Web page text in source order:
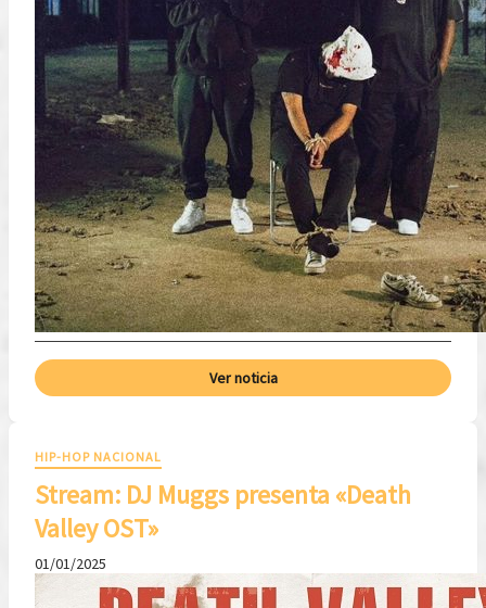
Ver noticia
HIP-HOP NACIONAL
Stream: DJ Muggs presenta «Death
Valley OST»
01/01/2025